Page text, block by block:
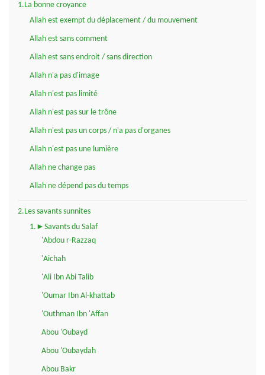
1.La bonne croyance
Allah est exempt du déplacement / du mouvement
Allah est sans comment
Allah est sans endroit / sans direction
Allah n'a pas d'image
Allah n'est pas limité
Allah n'est pas sur le trône
Allah n'est pas un corps / n'a pas d'organes
Allah n'est pas une lumière
Allah ne change pas
Allah ne dépend pas du temps
2.Les savants sunnites
1.►Savants du Salaf
'Abdou r-Razzaq
'Aichah
'Ali Ibn Abi Talib
'Oumar Ibn Al-khattab
'Outhman Ibn 'Affan
Abou 'Oubayd
Abou 'Oubaydah
Abou Bakr